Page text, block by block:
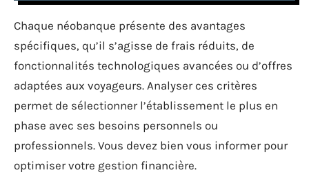
Chaque néobanque présente des avantages
spécifiques, qu’il s’agisse de frais réduits, de
fonctionnalités technologiques avancées ou d’offres
adaptées aux voyageurs. Analyser ces critères
permet de sélectionner l’établissement le plus en
phase avec ses besoins personnels ou
professionnels. Vous devez bien vous informer pour
optimiser votre gestion financière.